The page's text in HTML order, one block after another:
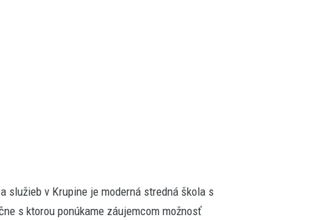
služieb v Krupine je moderná stredná škola s
s ktorou ponúkame záujemcom možnosť